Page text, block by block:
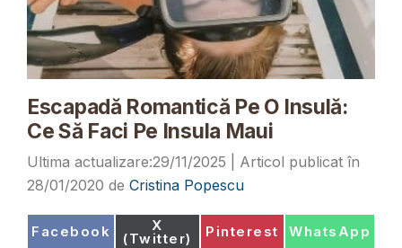
Escapadă Romantică Pe O Insulă:
Ce Să Faci Pe Insula Maui
29/11/2025
28/01/2020 de Cristina Popescu
Share
Facebook Share
on
X
(Twitter) Share
Pinterest Share
WhatsApp